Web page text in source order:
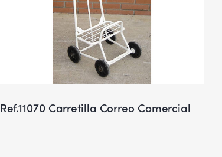
Ref.11070 Carretilla Correo Comercial